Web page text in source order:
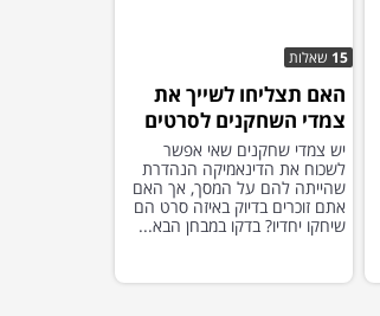
15 שאלות
האם תצליחו לשייך את
צמדי השחקנים לסרטים
שלהם?
יש צמדי שחקנים שאי אפשר
לשכוח את הדינאמיקה הנהדרת
שהייתה להם על המסך, אך האם
אתם זוכרים בדיוק באיזה סרט הם
שיחקו יחדיו? בדקו במבחן הבא...